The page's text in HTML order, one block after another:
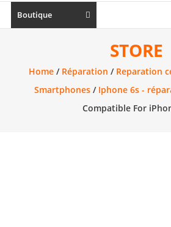
Ordinateur,
électronique
Boutique
STORE
Home / Réparation / Reparation
Smartphones / Iphone 6s -
Compatible For